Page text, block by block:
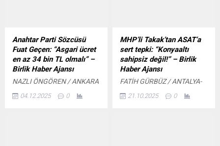
sırada tamamladı. TFF’den
sonra UEFA da devreye
giriyor: Bahis skandalı
Avrupa’ya taşındı İçeriği
Görüntüle Beşiktaş ve
Fenerbahçe aynı haftada...
ödül kazanarak hem
bölgenin hem de Türkiye’nin
sanayide yükselen
performansını güçlü biçimde
ortaya koydu....
Anahtar Parti Sözcüsü
Fuat Geçen: “Asgari ücret
en az 34 bin TL olmalı” –
Birlik Haber Ajansı
NAZLI ÖNGÖREN / ANKARA
Sözcüsü Fuat Geçen,
04.12.2025 0
MHP’li Takak’tan ASAT’a
sert tepki: “Konyaaltı
sahipsiz değil!” – Birlik
Haber Ajansı
FATİH GÜRBÜZ / ANTALYA-
ilçesinde Antalya Su ve
21.10.2025 0